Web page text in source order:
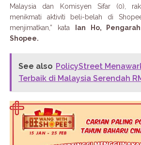
Malaysia dan Komisyen Sifar (0),
menikmati aktiviti beli-belah di
menjimatkan,” kata
Ian Ho,
Shopee.
See also PolicyStreet
Terbaik di Malaysia Serendah